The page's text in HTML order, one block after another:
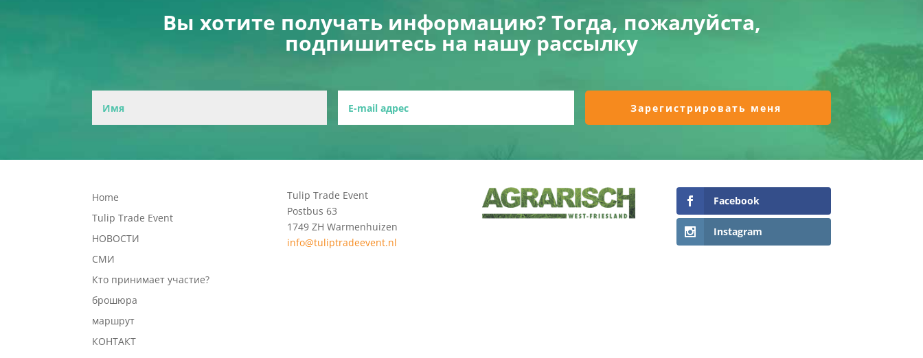
Вы хотите получать информацию? Тогда, пожалуйста,
подпишитесь на нашу рассылку
Home
Tulip Trade Event
НОВОСТИ
СМИ
Кто принимает участие?
брошюра
маршрут
КОНТАКТ
Tulip Trade Event
Postbus 63
1749 ZH Warmenhuizen
info@tuliptradeevent.nl
Facebook
Instagram